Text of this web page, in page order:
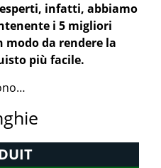
infatti, abbiamo
i 5 migliori
modo da rendere la
più facile.